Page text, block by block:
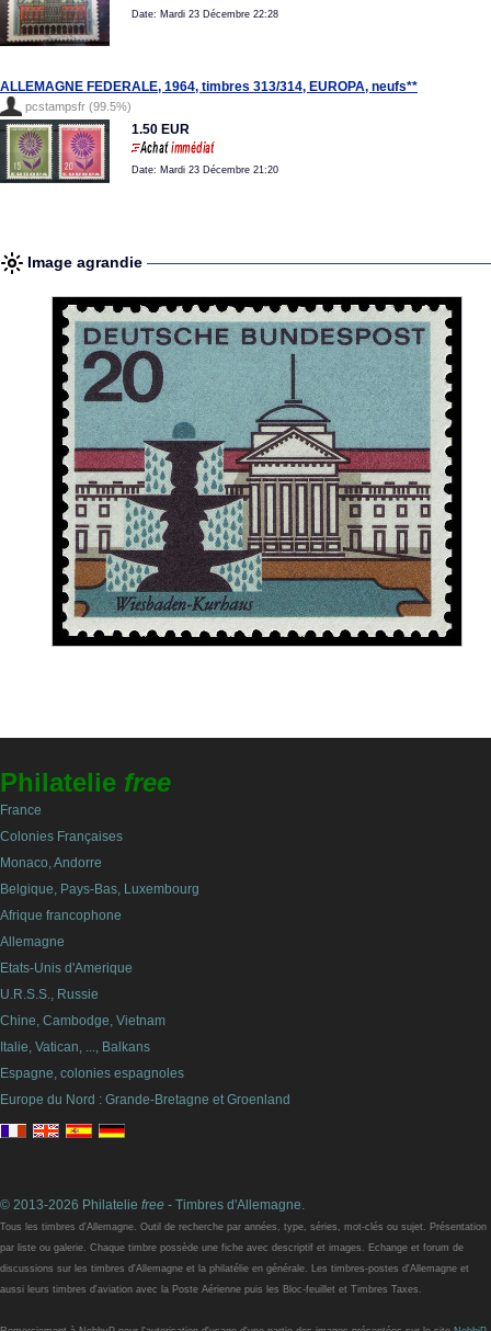
Date: Mardi 23 Décembre 22:28
ALLEMAGNE FEDERALE, 1964, timbres 313/314, EUROPA, neufs**
pcstampsfr (99.5%)
1.50 EUR
Date: Mardi 23 Décembre 21:20
Image agrandie
Philatelie free
France
Colonies Françaises
Monaco, Andorre
Belgique, Pays-Bas, Luxembourg
Afrique francophone
Allemagne
Etats-Unis d'Amerique
U.R.S.S., Russie
Chine, Cambodge, Vietnam
Italie, Vatican, ..., Balkans
Espagne, colonies espagnoles
Europe du Nord : Grande-Bretagne et Groenland
© 2013-2026 Philatelie free - Timbres d'Allemagne.
Tous les timbres d'Allemagne. Outil de recherche par années, type, séries, mot-clés ou sujet. Présentation
par liste ou galerie. Chaque timbre possède une fiche avec descriptif et images. Echange et forum de
discussions sur les timbres d'Allemagne et la philatélie en générale. Les timbres-postes d'Allemagne et
aussi leurs timbres d'aviation avec la Poste Aérienne puis les Bloc-feuillet et Timbres Taxes.